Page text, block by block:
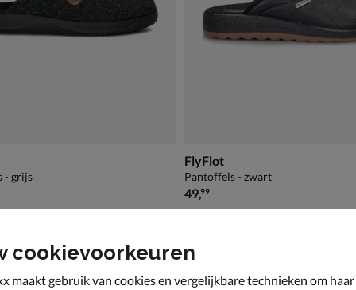
- grijs
FlyFlot
Pantoffels - zwart
€ 49,99
49,99
cookievoorkeuren
maakt gebruik van cookies en vergelijkbare technieken om